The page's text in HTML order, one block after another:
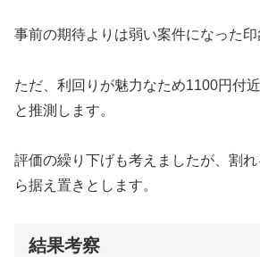
事前の期待よりは弱い案件になった印
ただ、利回りが魅力なため1100円付
と推測します。
評価の繰り下げも考えましたが、割
ら据え置きとします。
結果考察